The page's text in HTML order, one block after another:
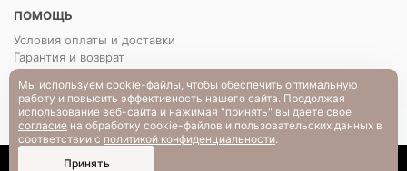
ПОМОЩЬ
Условия оплаты и доставки
Гарантия и возврат
РАЗМЕРНАЯ СЕТКА
Вопрос-ответ
Мы используем cookie-файлы, чтобы обеспечить оптимальную
работу и повысить эффективность нашего сайта. Продолжая
использование веб-сайта и нажимая "принять" вы даете свое
согласие на обработку cookie-файлов и пользовательских данных в
соответствии с политикой конфиденциальности.
Принять